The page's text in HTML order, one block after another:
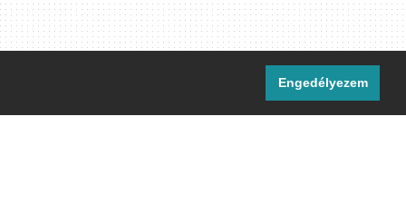
Engedélyezem